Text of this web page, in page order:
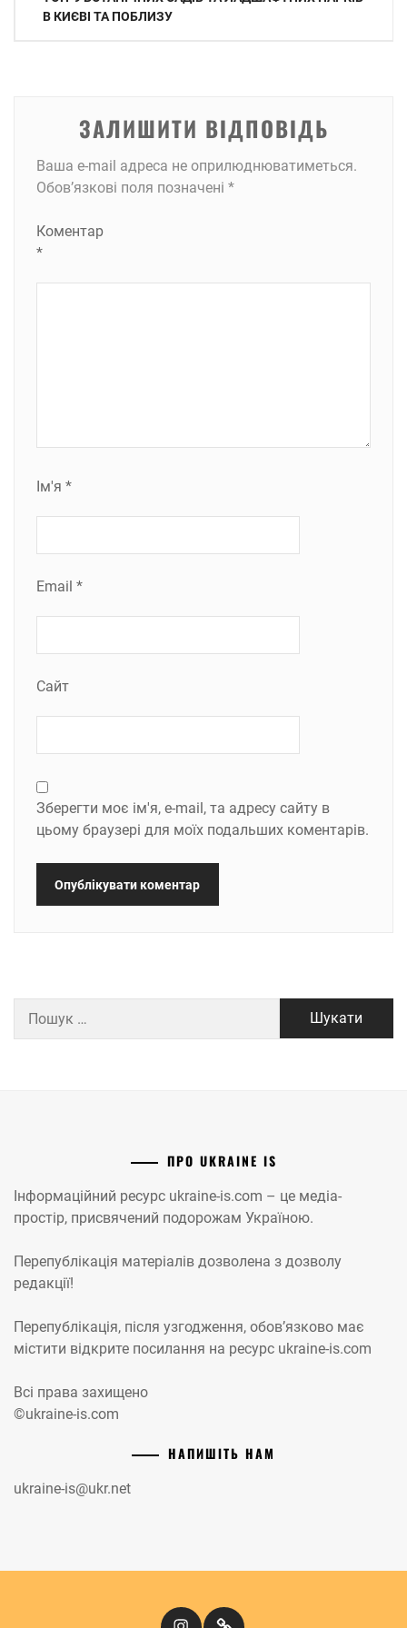
записів
В КИЄВІ ТА ПОБЛИЗУ
ЗАЛИШИТИ ВІДПОВІДЬ
Ваша e-mail адреса не оприлюднюватиметься.
Обов’язкові поля позначені *
Коментар
*
Ім'я *
Email *
Сайт
Зберегти моє ім'я, e-mail, та адресу сайту в
цьому браузері для моїх подальших коментарів.
ПРО UKRAINE IS
Інформаційний ресурс ukraine-is.com – це медіа-
простір, присвячений подорожам Україною.
Перепублікація матеріалів дозволена з дозволу
редакції!
Перепублікація, після узгодження, обов’язково має
містити відкрите посилання на ресурс ukraine-is.com
Всі права захищено
©ukraine-is.com
НАПИШІТЬ НАМ
ukraine-is@ukr.net
InstagramКіномандри